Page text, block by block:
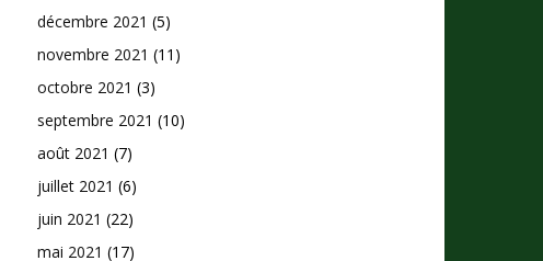
décembre 2021 (5)
novembre 2021 (11)
octobre 2021 (3)
septembre 2021 (10)
août 2021 (7)
juillet 2021 (6)
juin 2021 (22)
mai 2021 (17)